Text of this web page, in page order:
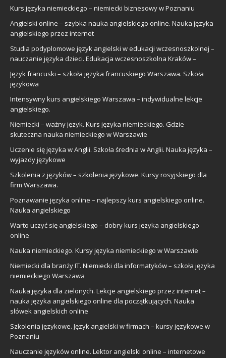
Kurs języka niemieckiego – niemiecki biznesowy w Poznaniu
Angielski online – szybka nauka angielskiego online. Nauka języka
angielskiego przez internet
Studia podyplomowe język angielski w edukacji wczesnoszkolnej –
nauczanie języka dzieci. Edukacja wczesnoszkolna Kraków –
Język francuski – szkoła języka francuskiego Warszawa. Szkoła
językowa
Intensywny kurs angielskiego Warszawa – indywidualne lekcje
angielskiego.
Niemiecki – ważny język. Kurs języka niemieckiego. Gdzie
skuteczna nauka niemieckiego w Warszawie
Uczenie się języka w Anglii. Szkoła średnia w Anglii. Nauka języka –
wyjazdy językowe
Szkolenia z języków – szkolenia językowe. Kursy rosyjskiego dla
firm Warszawa.
Poznawanie języka online – najlepszy kurs angielskiego online.
Nauka angielskiego
Warto uczyć się angielskiego – dobry kurs języka angielskiego
online
Nauka niemieckiego. Kursy języka niemieckiego w Warszawie
Niemiecki dla branży IT. Niemiecki dla informatyków – szkoła języka
niemieckiego Warszawa
Nauka języka dla zielonych. Lekcje angielskiego przez internet –
nauka języka angielskiego online dla początkujących. Nauka
słówek angielskich online
Szkolenia językowe. Język angielski w firmach – kursy językowe w
Poznaniu
Nauczanie języków online. Lektor angielski online – internetowe